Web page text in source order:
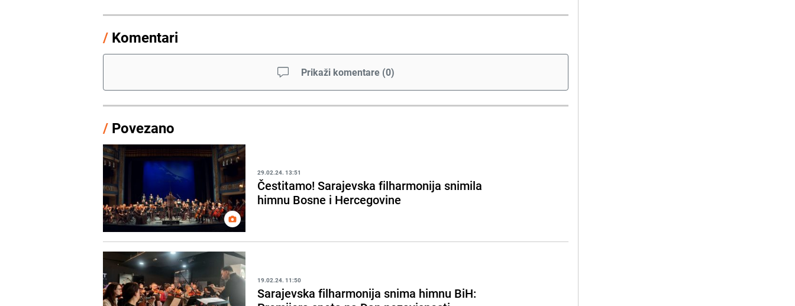
/ Komentari
Prikaži komentare (0)
/ Povezano
29.02.24. 13:51
Čestitamo! Sarajevska filharmonija snimila
himnu Bosne i Hercegovine
19.02.24. 11:50
Sarajevska filharmonija snima himnu BiH: